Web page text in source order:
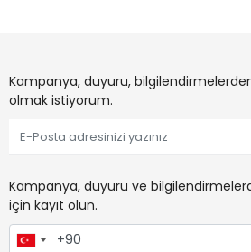
Kampanya, duyuru,
olmak istiyorum.
Kampanya, duyuru ve
için kayıt olun.